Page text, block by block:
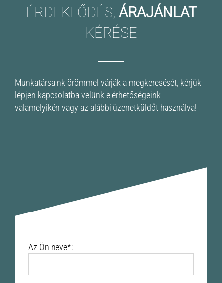
ÉRDEKLŐDÉS, ÁRAJÁNLAT
KÉRÉSE
Munkatársaink örömmel várják a megkeresését, kérjük
lépjen kapcsolatba velünk elérhetőségeink
valamelyikén vagy az alábbi üzenetküldőt használva!
Az Ön neve*: